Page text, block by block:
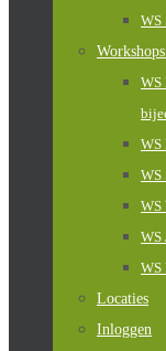
WS
WS
WS
WS
WS
WS
WS
Locaties
Inloggen